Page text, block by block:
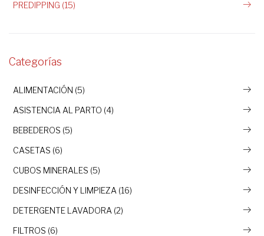
PREDIPPING (15)
Categorías
ALIMENTACIÓN (5)
ASISTENCIA AL PARTO (4)
BEBEDEROS (5)
CASETAS (6)
CUBOS MINERALES (5)
DESINFECCIÓN Y LIMPIEZA (16)
DETERGENTE LAVADORA (2)
FILTROS (6)